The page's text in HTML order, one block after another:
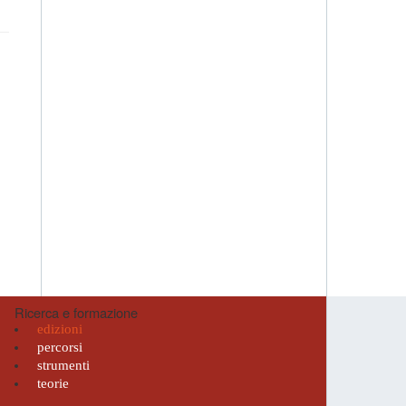
Ricerca e formazione
edizioni
percorsi
strumenti
teorie